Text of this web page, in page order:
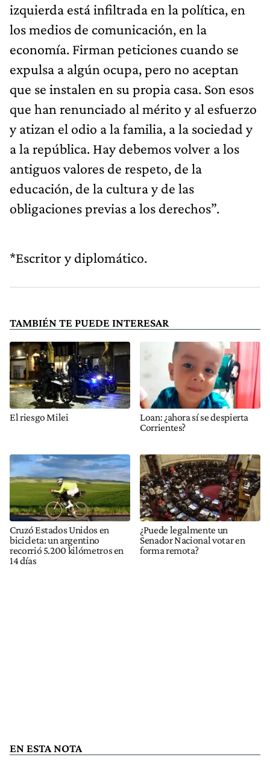
izquierda está infiltrada en la política, en
los medios de comunicación, en la
economía. Firman peticiones cuando se
expulsa a algún ocupa, pero no aceptan
que se instalen en su propia casa. Son esos
que han renunciado al mérito y al esfuerzo
y atizan el odio a la familia, a la sociedad y
a la república. Hay debemos volver a los
antiguos valores de respeto, de la
educación, de la cultura y de las
obligaciones previas a los derechos”.
*Escritor y diplomático.
TAMBIÉN TE PUEDE INTERESAR
El riesgo Milei
Loan: ¿ahora sí se despierta
Corrientes?
Cruzó Estados Unidos en
bicicleta: un argentino
recorrió 5.200 kilómetros en
14 días
¿Puede legalmente un
Senador Nacional votar en
forma remota?
EN ESTA NOTA